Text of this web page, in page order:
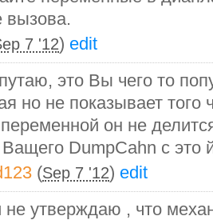
вызова.
7 '12) edit
это Вы чего то
но не показывает того
он не
DumpCahn с это
(Sep 7 '12) edit
не утверждаю , что